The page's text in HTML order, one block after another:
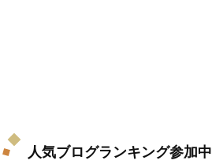
人気ブログランキング参加中